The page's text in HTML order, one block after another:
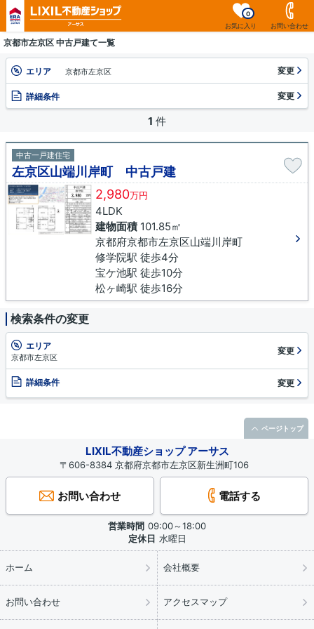
お気に入り
0
お問い合わせ
京都市左京区 中古戸建て一覧
エリア 京都市左京区 変更
詳細条件 変更
1 件
中古一戸建住宅
左京区山端川岸町 中古戸建
2,980万円
4LDK
建物面積101.85㎡
京都府京都市左京区山端川岸町
修学院駅 徒歩4分
宝ケ池駅 徒歩10分
松ヶ崎駅 徒歩16分
検索条件の変更
エリア
京都市左京区
変更
詳細条件 変更
LIXIL不動産ショップ アーサス
〒606-8384 京都府京都市左京区新生洲町106
お問い合わせ 電話する
営業時間 09:00～18:00
定休日 水曜日
ホーム 会社概要
お問い合わせ アクセスマップ
ページトップ